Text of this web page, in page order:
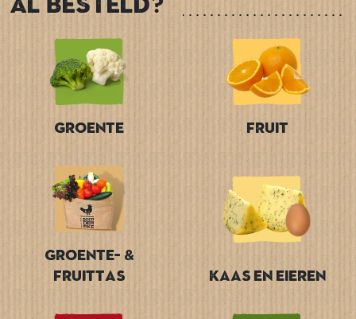
Groente Fruit
Groente- &
Fruittas
Kaas en Eieren